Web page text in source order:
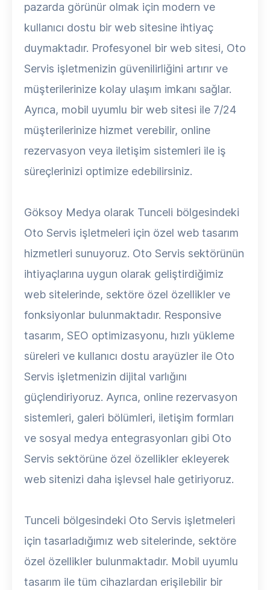
pazarda görünür olmak için modern ve
kullanıcı dostu bir web sitesine ihtiyaç
duymaktadır. Profesyonel bir web sitesi, Oto
Servis işletmenizin güvenilirliğini artırır ve
müşterilerinize kolay ulaşım imkanı sağlar.
Ayrıca, mobil uyumlu bir web sitesi ile 7/24
müşterilerinize hizmet verebilir, online
rezervasyon veya iletişim sistemleri ile iş
süreçlerinizi optimize edebilirsiniz.
Göksoy Medya olarak Tunceli bölgesindeki
Oto Servis işletmeleri için özel web tasarım
hizmetleri sunuyoruz. Oto Servis sektörünün
ihtiyaçlarına uygun olarak geliştirdiğimiz
web sitelerinde, sektöre özel özellikler ve
fonksiyonlar bulunmaktadır. Responsive
tasarım, SEO optimizasyonu, hızlı yükleme
süreleri ve kullanıcı dostu arayüzler ile Oto
Servis işletmenizin dijital varlığını
güçlendiriyoruz. Ayrıca, online rezervasyon
sistemleri, galeri bölümleri, iletişim formları
ve sosyal medya entegrasyonları gibi Oto
Servis sektörüne özel özellikler ekleyerek
web sitenizi daha işlevsel hale getiriyoruz.
Tunceli bölgesindeki Oto Servis işletmeleri
için tasarladığımız web sitelerinde, sektöre
özel özellikler bulunmaktadır. Mobil uyumlu
tasarım ile tüm cihazlardan erişilebilir bir